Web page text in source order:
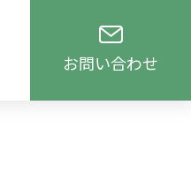
お問い合わせ